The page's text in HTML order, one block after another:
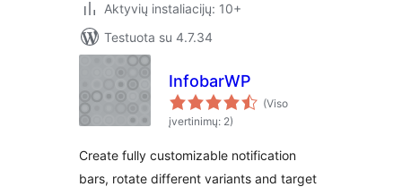
Aktyvių instaliacijų: 10+
Testuota su 4.7.34
InfobarWP
(Viso
įvertinimų: 2)
Create fully customizable notification
bars, rotate different variants and target